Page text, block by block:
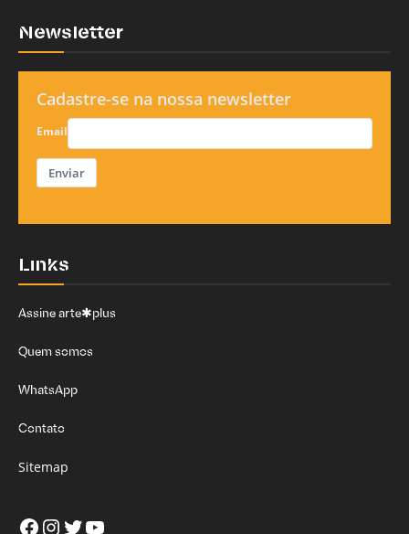
Newsletter
Cadastre-se na nossa newsletter
Email
Enviar
Links
Assine arte✱plus
Quem somos
WhatsApp
Contato
Sitemap
Facebook
Instagram
Twitter
Youtube